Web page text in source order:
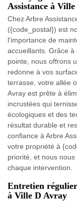
Assistance à
Chez Arbre
({code_postal}) est
l'importance de
accueillants. Grâce
pointe, nous offrons
redonne à vos
terrasse, votre allée
Avray est prête à
incrustées qui
écologiques et des
résultat durable et
confiance à Arbre
votre propriété à
priorité, et nous
chaque intervention.
Entretien
à Ville D Avray